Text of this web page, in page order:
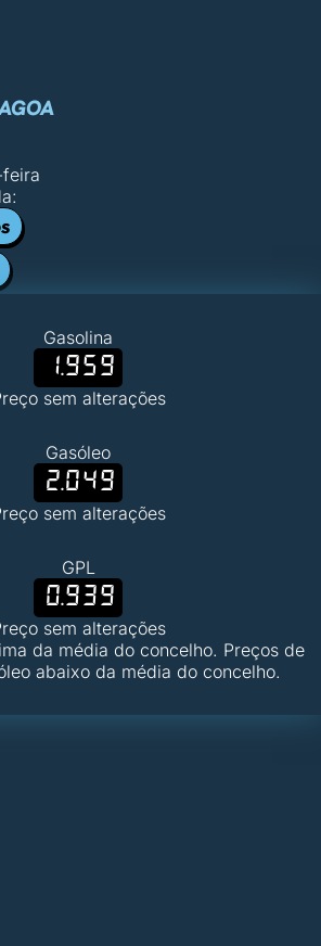
Gasolina
1.959
sem alterações
Gasóleo
2.049
sem alterações
GPL
0.939
sem alterações
da média do concelho. Preços de
abaixo da média do concelho.